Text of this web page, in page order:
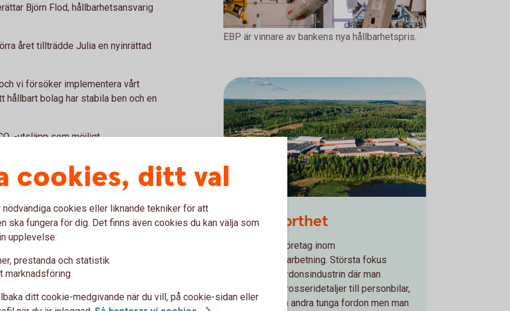
Björn Flod, hållbarhetsansvarig
året tillträdde Julia en nyinrättad
vi försöker implementera vårt
hållbart bolag har stabila ben och en
utsläpp som möjligt.
processer och i vår
vinnaren får välja en organisation
till Blekinge Arkipelag.
ett viktigt arbete. Deras
De möjliggör att fler kan ta sig
De utvecklar hela Blekinge till
priset?
EBP är vinnare av bankens nya hållbarhetspris.
EBP i korthet
EBP är ett företag inom
tunnplåtsbearbetning. Största fokus
ligger på fordonsindustrin där man
tillverkar karosseridetaljer till personbilar,
lastbilar och andra tunga fordon men man
cookies, ditt val
nödvändiga cookies eller liknande tekniker för att
ska fungera för dig. Det finns även cookies du kan välja som
upplevelse:
prestanda och statistik
marknadsföring
ditt cookie-medgivande när du vill, på cookie-sidan eller